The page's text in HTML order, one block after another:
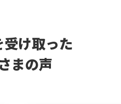
受け取った
まの声